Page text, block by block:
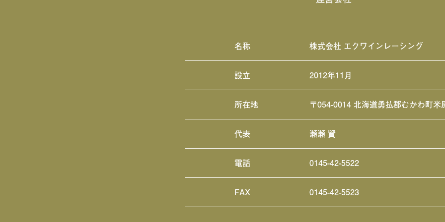
名称 株式会社 エクワインレーシング
設立 2012年11月
所在地 〒054-0014 北海道勇払郡むかわ町米
代表 瀬瀬 賢
電話 0145-42-5522
FAX 0145-42-5523